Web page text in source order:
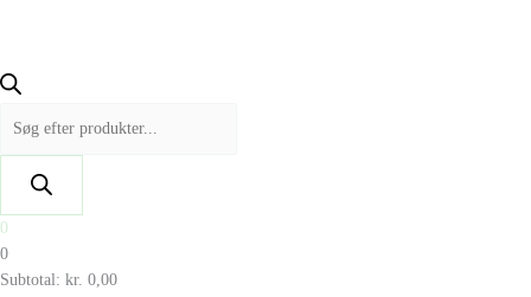
0
0
Subtotal: kr. 0,00